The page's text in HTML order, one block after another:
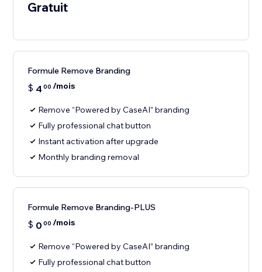
Gratuit
Formule Remove Branding
$ 4 00 /mois
Remove “Powered by CaseAI” branding
Fully professional chat button
Instant activation after upgrade
Monthly branding removal
Formule Remove Branding-PLUS
$ 0 00 /mois
Remove “Powered by CaseAI” branding
Fully professional chat button